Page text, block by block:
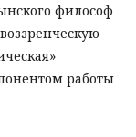
философ
работы